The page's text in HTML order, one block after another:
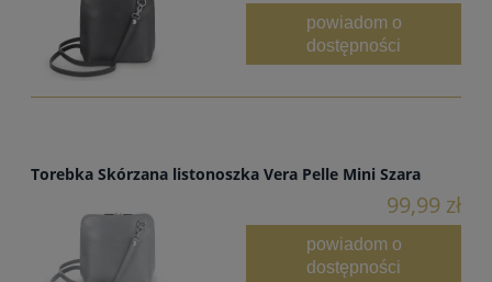
powiadom o
dostępności
Torebka Skórzana listonoszka Vera Pelle Mini Szara
99,99 zł
powiadom o
dostępności